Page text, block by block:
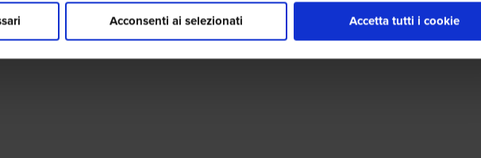
Acconsenti ai selezionati Accetta tutti i cookie